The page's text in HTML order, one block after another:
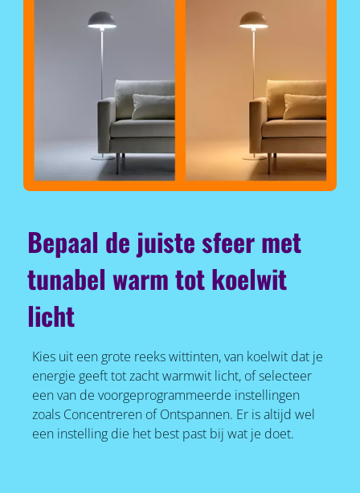
Bepaal de juiste sfeer met
tunabel warm tot koelwit
licht
Kies uit een grote reeks wittinten, van koelwit dat je
energie geeft tot zacht warmwit licht, of selecteer
een van de voorgeprogrammeerde instellingen
zoals Concentreren of Ontspannen. Er is altijd wel
een instelling die het best past bij wat je doet.